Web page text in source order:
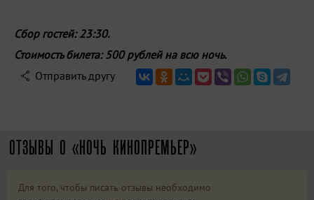
Сбор гостей: 23:30.
Стоимость билета: 500 рублей на всю ночь.
Отправить другу
ОТЗЫВЫ О «НОЧЬ КИНОПРЕМЬЕР»
Для того, чтобы писать отзывы необходимо